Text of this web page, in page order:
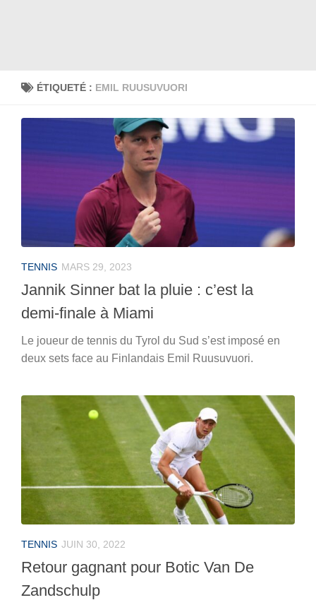
ÉTIQUETÉ : EMIL RUUSUVUORI
TENNIS MARS 29, 2023
Jannik Sinner bat la pluie : c’est la
demi-finale à Miami
Le joueur de tennis du Tyrol du Sud s’est imposé en
deux sets face au Finlandais Emil Ruusuvuori.
TENNIS JUIN 30, 2022
Retour gagnant pour Botic Van De
Zandschulp